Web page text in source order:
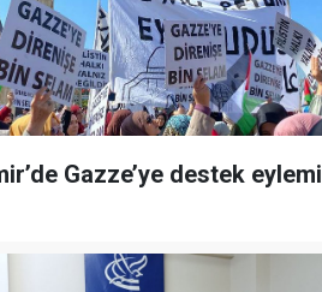
Gazze’ye destek eylemi